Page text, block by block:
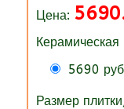
Цена:
Керамическая
5690
Размер